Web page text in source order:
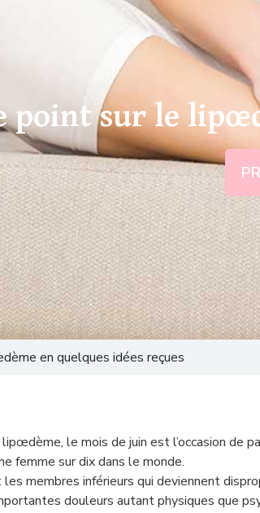
point sur le
en quelques idées reçues
le mois de juin est l’occasion de
femme sur dix dans le monde.
membres inférieurs qui deviennent
douleurs autant physiques que